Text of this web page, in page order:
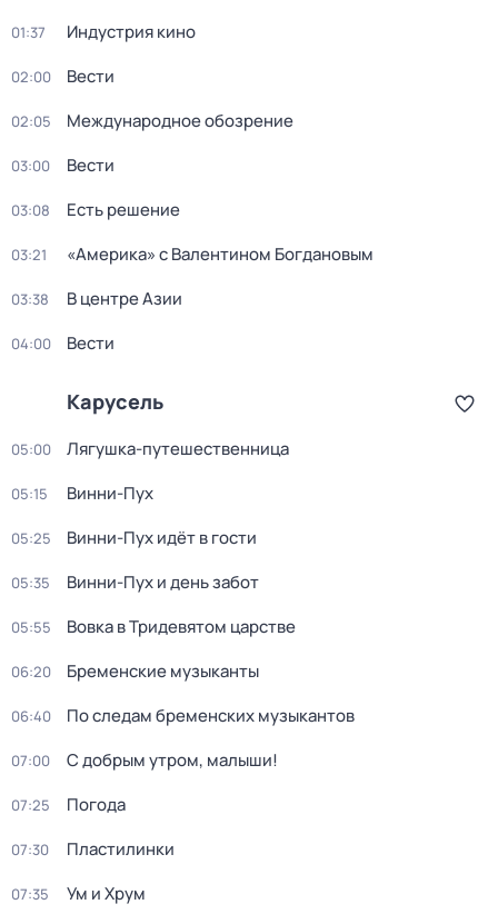
01:37 Индустрия кино
02:00 Вести
02:05 Международное обозрение
03:00 Вести
03:08 Есть решение
03:21 «Америка» с Валентином Богдановым
03:38 В центре Азии
04:00 Вести
Карусель
05:00 Лягушка-путешественница
05:15 Винни-Пух
05:25 Винни-Пух идёт в гости
05:35 Винни-Пух и день забот
05:55 Вовка в Тридевятом царстве
06:20 Бременские музыканты
06:40 По следам бременских музыкантов
07:00 С добрым утром, малыши!
07:25 Погода
07:30 Пластилинки
07:35 Ум и Хрум